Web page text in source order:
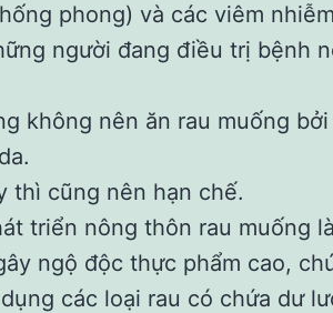
phong) và các viêm nhiễm
người đang điều trị bệnh
không nên ăn rau muống bởi
thì cũng nên hạn chế.
triển nông thôn rau muống là
ngộ độc thực phẩm cao,
các loại rau có chứa dư